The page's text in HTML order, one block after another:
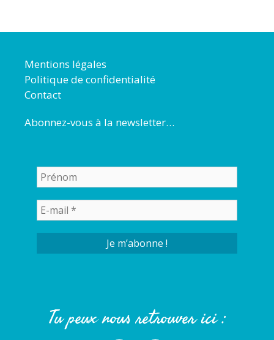
Mentions légales
Politique de confidentialité
Contact
Abonnez-vous à la newsletter…
Tu peux nous retrouver ici :